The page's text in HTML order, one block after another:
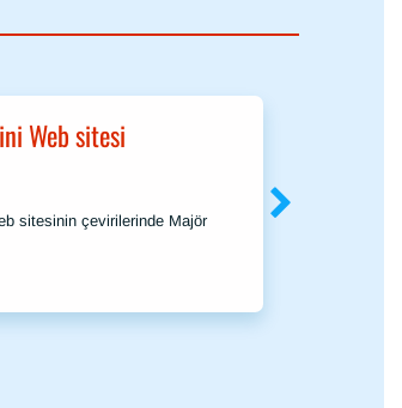
Web sitesi
sitesinin çevirilerinde Majör